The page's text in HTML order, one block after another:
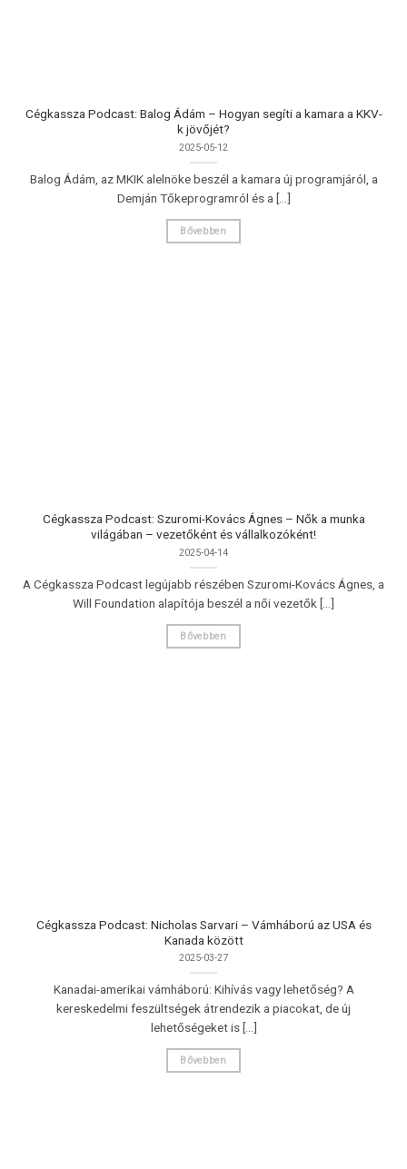
Cégkassza Podcast: Balog Ádám – Hogyan segíti a kamara a KKV-
k jövőjét?
2025-05-12
Balog Ádám, az MKIK alelnöke beszél a kamara új programjáról, a
Demján Tőkeprogramról és a [...]
Bővebben
Cégkassza Podcast: Szuromi-Kovács Ágnes – Nők a munka
világában – vezetőként és vállalkozóként!
2025-04-14
A Cégkassza Podcast legújabb részében Szuromi-Kovács Ágnes, a
Will Foundation alapítója beszél a női vezetők [...]
Bővebben
Cégkassza Podcast: Nicholas Sarvari – Vámháború az USA és
Kanada között
2025-03-27
Kanadai-amerikai vámháború: Kihívás vagy lehetőség? A
kereskedelmi feszültségek átrendezik a piacokat, de új
lehetőségeket is [...]
Bővebben